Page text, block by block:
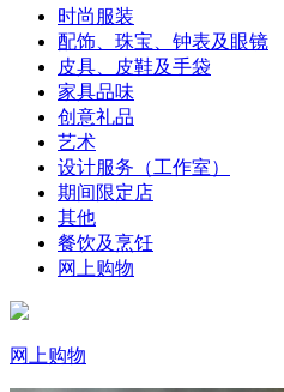
时尚服装
配饰、珠宝、钟表及眼镜
皮具、皮鞋及手袋
家具品味
创意礼品
艺术
设计服务（工作室）
期间限定店
其他
餐饮及烹饪
网上购物
网上购物